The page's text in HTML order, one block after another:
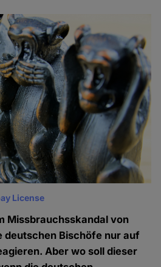
License
Missbrauchsskandal von
deutschen Bischöfe nur auf
Aber wo soll dieser